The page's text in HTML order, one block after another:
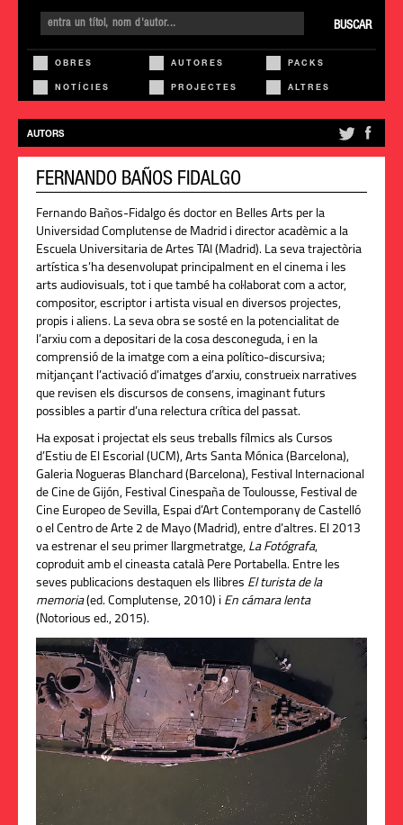
BUSCAR
OBRES AUTORES PACKS
NOTÍCIES PROJECTES ALTRES
AUTORS
FERNANDO BAÑOS FIDALGO
Fernando Baños-Fidalgo és doctor en Belles Arts per la
Universidad Complutense de Madrid i director acadèmic a la
Escuela Universitaria de Artes TAI (Madrid). La seva trajectòria
artística s’ha desenvolupat principalment en el cinema i les
arts audiovisuals, tot i que també ha col·laborat com a actor,
compositor, escriptor i artista visual en diversos projectes,
propis i aliens. La seva obra se sosté en la potencialitat de
l’arxiu com a depositari de la cosa desconeguda, i en la
comprensió de la imatge com a eina político-discursiva;
mitjançant l’activació d’imatges d’arxiu, construeix narratives
que revisen els discursos de consens, imaginant futurs
possibles a partir d’una relectura crítica del passat.
Ha exposat i projectat els seus treballs fílmics als Cursos
d’Estiu de El Escorial (UCM), Arts Santa Mónica (Barcelona),
Galeria Nogueras Blanchard (Barcelona), Festival Internacional
de Cine de Gijón, Festival Cinespaña de Toulousse, Festival de
Cine Europeo de Sevilla, Espai d’Art Contemporany de Castelló
o el Centro de Arte 2 de Mayo (Madrid), entre d’altres. El 2013
va estrenar el seu primer llargmetratge, La Fotógrafa,
coproduit amb el cineasta català Pere Portabella. Entre les
seves publicacions destaquen els llibres El turista de la
memoria(ed. Complutense, 2010) i En cámara lenta
(Notorious ed., 2015).